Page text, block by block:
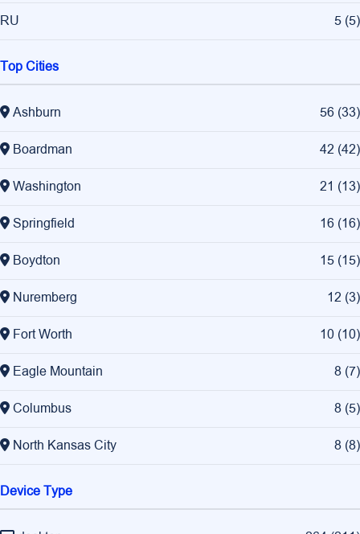
RU 5 (5)
Top Cities
Ashburn 56 (33)
Boardman 42 (42)
Washington 21 (13)
Springfield 16 (16)
Boydton 15 (15)
Nuremberg 12 (3)
Fort Worth 10 (10)
Eagle Mountain 8 (7)
Columbus 8 (5)
North Kansas City 8 (8)
Device Type